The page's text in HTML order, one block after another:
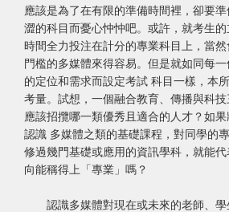
應該是為了在有限的準備時間裡，卻要
澀的科目而憂心忡忡吧。或許，就考生
時間全力投注在計分的專業科目上，當
門檻的多媒體來得容易。但是就如同每
的定位和需求而設定考試 科目一樣，本
考量。試想，一個融合教育、傳播與科技
應該招攬哪一類優秀且適合的人才？如
認識 多媒體之類的基礎課程，對同學的
修過幾門基礎或應用的資訊學科，就能
向能稱得上「專業」嗎？
認識多媒體對現在或未來的老師、學